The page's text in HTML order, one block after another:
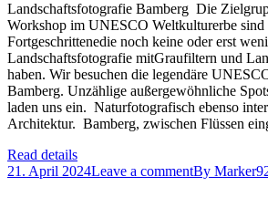
Landschaftsfotografie Bamberg Die
Workshop im UNESCO Weltkulturerbe sind
Fortgeschrittenedie noch keine oder erst
Landschaftsfotografie mitGraufiltern und
haben. Wir besuchen die legendäre
Bamberg. Unzählige außergewöhnliche
laden uns ein. Naturfotografisch ebenso
Architektur. Bamberg, zwischen Flüssen
Read details
21. April 2024Leave a commentBy